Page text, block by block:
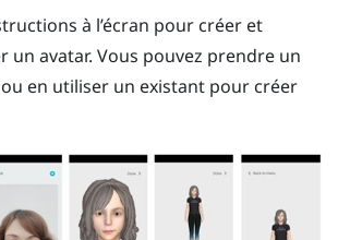
à l’écran pour créer et
un avatar. Vous pouvez prendre un
en utiliser un existant pour créer